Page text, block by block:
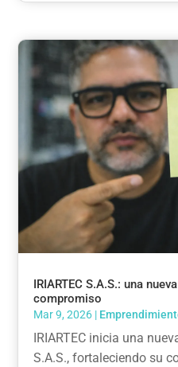
IRIARTEC S.A.S.: una
compromiso
Mar 9, 2026 |
IRIARTEC inicia una
S.A.S., fortaleciendo su